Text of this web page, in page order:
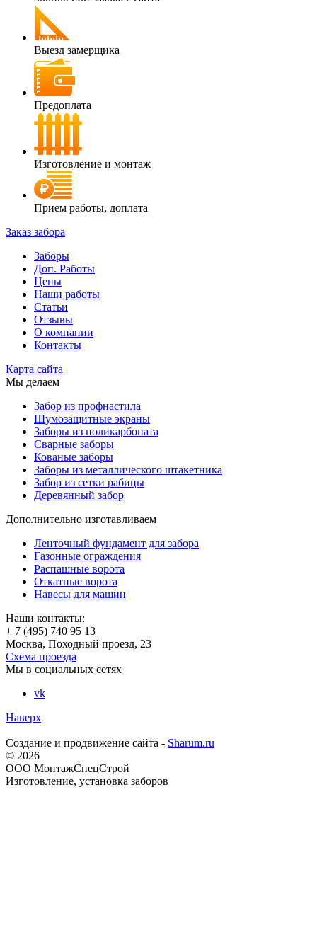
Выезд замерщика
Предоплата
Изготовление и монтаж
Прием работы, доплата
Заказ забора
Заборы
Доп. Работы
Цены
Наши работы
Статьи
Отзывы
О компании
Контакты
Карта сайта
Мы делаем
Забор из профнастила
Шумозащитные экраны
Заборы из поликарбоната
Сварные заборы
Кованые заборы
Заборы из металлического штакетника
Забор из сетки рабицы
Деревянный забор
Дополнительно изготавливаем
Ленточный фундамент для забора
Газонные ограждения
Распашные ворота
Откатные ворота
Навесы для машин
Наши контакты:
+ 7 (495) 740 95 13
Москва, Походный проезд, 23
Схема проезда
Мы в социальных сетях
vk
Наверх
Создание и продвижение сайта - Sharum.ru
© 2026
ООО МонтажСпецСтрой
Изготовление, установка заборов